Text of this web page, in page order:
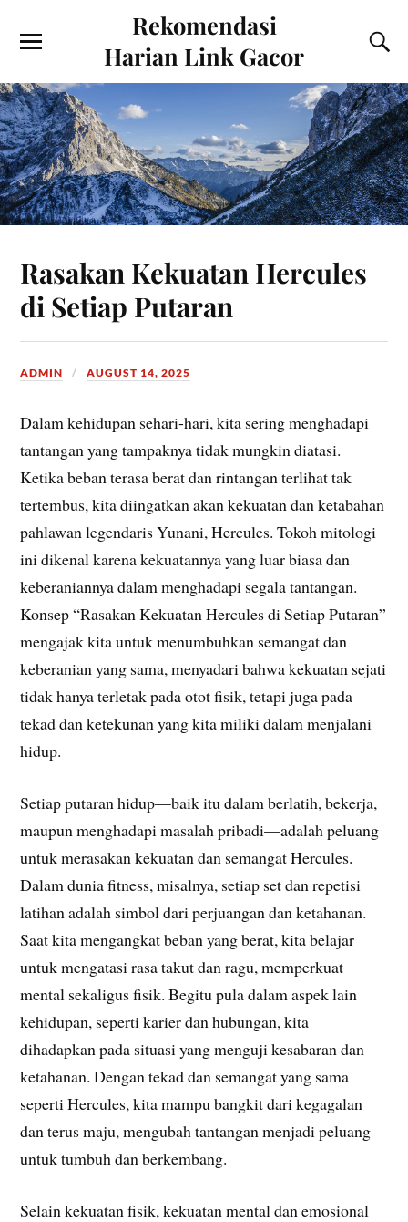
Rekomendasi
Harian Link Gacor
Rasakan Kekuatan Hercules
di Setiap Putaran
ADMIN AUGUST 14, 2025
Dalam kehidupan sehari-hari, kita sering menghadapi
tantangan yang tampaknya tidak mungkin diatasi.
Ketika beban terasa berat dan rintangan terlihat tak
tertembus, kita diingatkan akan kekuatan dan ketabahan
pahlawan legendaris Yunani, Hercules. Tokoh mitologi
ini dikenal karena kekuatannya yang luar biasa dan
keberaniannya dalam menghadapi segala tantangan.
Konsep “Rasakan Kekuatan Hercules di Setiap Putaran”
mengajak kita untuk menumbuhkan semangat dan
keberanian yang sama, menyadari bahwa kekuatan sejati
tidak hanya terletak pada otot fisik, tetapi juga pada
tekad dan ketekunan yang kita miliki dalam menjalani
hidup.
Setiap putaran hidup—baik itu dalam berlatih, bekerja,
maupun menghadapi masalah pribadi—adalah peluang
untuk merasakan kekuatan dan semangat Hercules.
Dalam dunia fitness, misalnya, setiap set dan repetisi
latihan adalah simbol dari perjuangan dan ketahanan.
Saat kita mengangkat beban yang berat, kita belajar
untuk mengatasi rasa takut dan ragu, memperkuat
mental sekaligus fisik. Begitu pula dalam aspek lain
kehidupan, seperti karier dan hubungan, kita
dihadapkan pada situasi yang menguji kesabaran dan
ketahanan. Dengan tekad dan semangat yang sama
seperti Hercules, kita mampu bangkit dari kegagalan
dan terus maju, mengubah tantangan menjadi peluang
untuk tumbuh dan berkembang.
Selain kekuatan fisik, kekuatan mental dan emosional